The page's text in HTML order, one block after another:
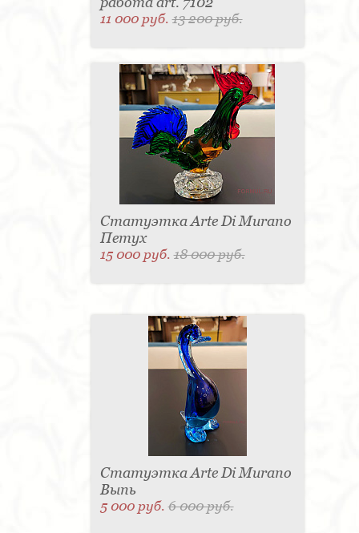
11 000 руб.13 200 руб.
Статуэтка Arte Di Murano
Петух
15 000 руб.18 000 руб.
Статуэтка Arte Di Murano
Выпь
5 000 руб.6 000 руб.